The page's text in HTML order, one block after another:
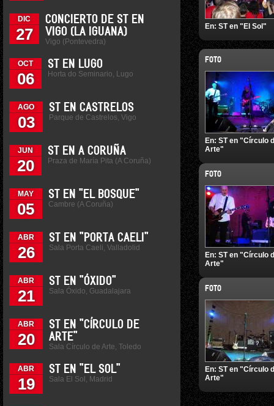
DIC
27
CONCIERTO DE ST EN
VIGO (LA IGUANA)
Vigo (Pontevedra)
OCT
06
ST EN LUGO
Horta do Seminario, Lugo
AGO
03
ST EN CASTRELOS
Parque de Castrelos, Vigo
JUN
20
ST EN A CORUÑA
Praza de María Pita (A Coruña)
MAY
05
ST EN "EL BOSQUE"
Cambre (A Coruña)
ABR
26
ST EN "PORTA CAELI"
Sala Porta Caeli, Valladolid
ABR
21
ST EN "ÓXIDO"
Sala Óxido, Guadalajara
ABR
20
ST EN "CÍRCULO DE
ARTE"
Sala Círculo de Arte, Toledo
ABR
19
ST EN "EL SOL"
Sala El Sol, Madrid
En: ST en "El Sol"
FOTO
En: ST en "Círculo
Arte"
FOTO
En: ST en "Círculo
Arte"
FOTO
En: ST en "Círculo
Arte"